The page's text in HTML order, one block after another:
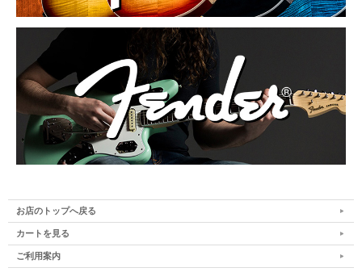
お店のトップへ戻る
カートを見る
ご利用案内